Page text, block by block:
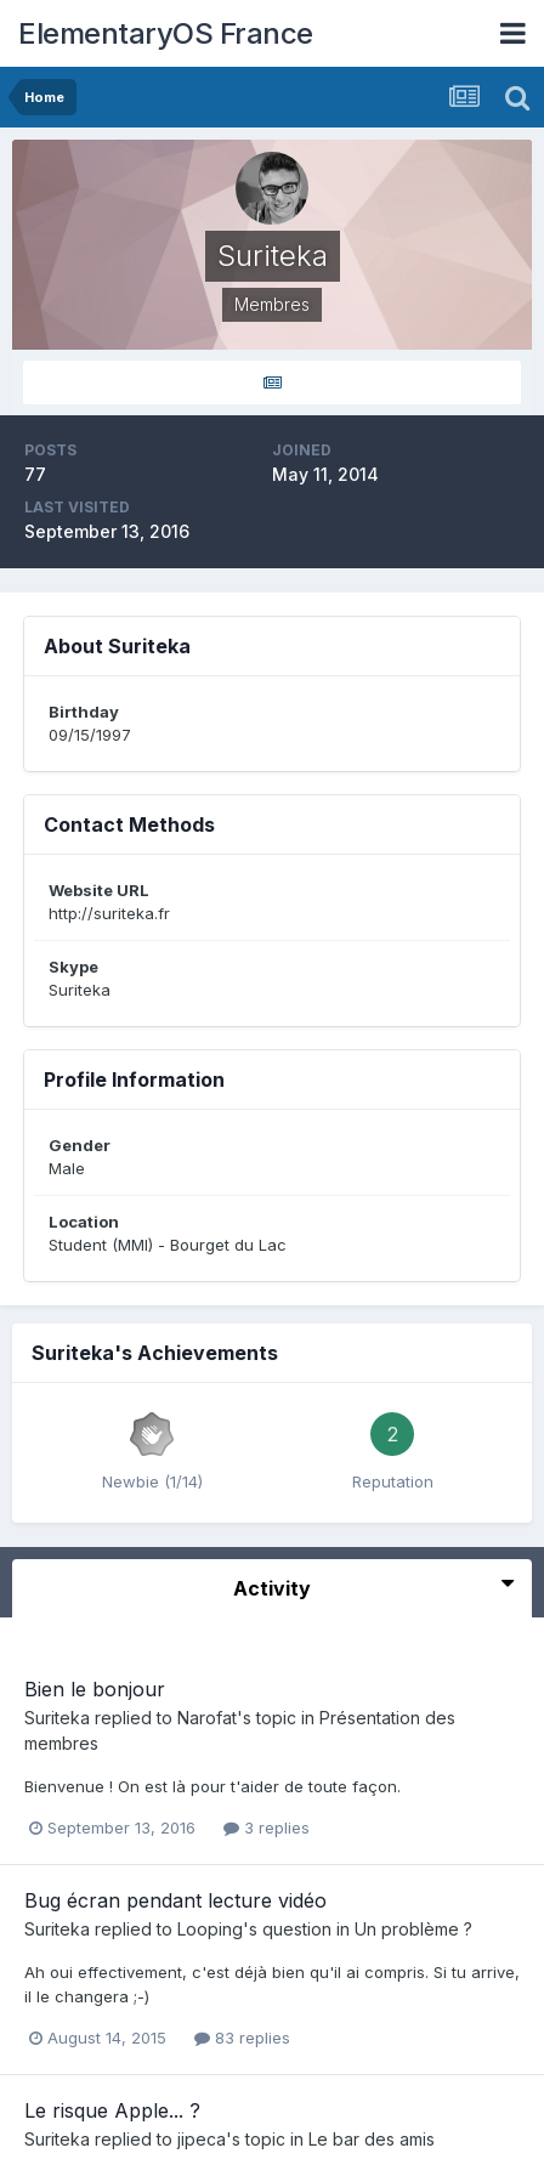
ElementaryOS France
Home
Suriteka
Membres
POSTS
77
JOINED
May 11, 2014
LAST VISITED
September 13, 2016
About Suriteka
Birthday
09/15/1997
Contact Methods
Website URL
http://suriteka.fr
Skype
Suriteka
Profile Information
Gender
Male
Location
Student (MMI) - Bourget du Lac
Suriteka's Achievements
Newbie (1/14)
2
Reputation
Activity
Bien le bonjour
Suriteka replied to Narofat's topic in Présentation des
membres
Bienvenue ! On est là pour t'aider de toute façon.
September 13, 2016 3 replies
Bug écran pendant lecture vidéo
Suriteka replied to Looping's question in Un problème ?
Ah oui effectivement, c'est déjà bien qu'il ai compris. Si tu arrive,
il le changera ;-)
August 14, 2015 83 replies
Le risque Apple... ?
Suriteka replied to jipeca's topic in Le bar des amis